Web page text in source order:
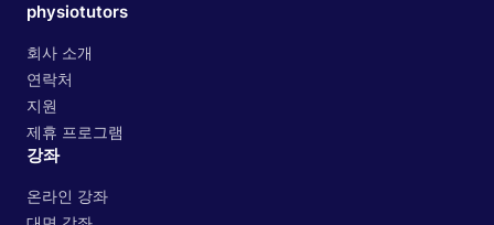
physiotutors
회사 소개
연락처
지원
제휴 프로그램
강좌
온라인 강좌